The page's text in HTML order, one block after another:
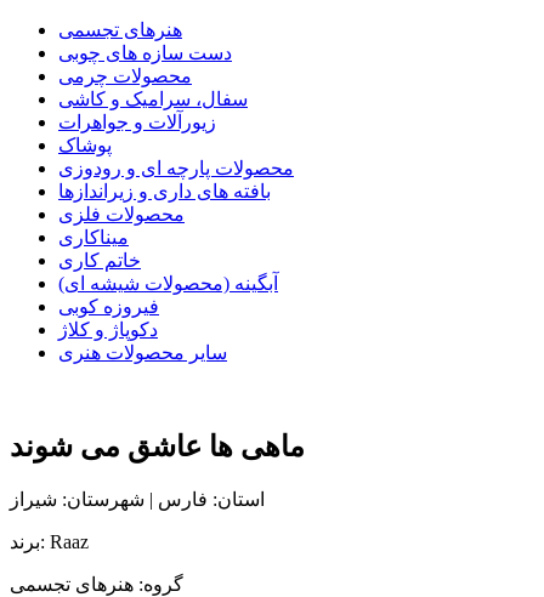
هنرهای تجسمی
دست سازه های چوبی
محصولات چرمی
سفال، سرامیک و کاشی
زیورآلات و جواهرات
پوشاک
محصولات پارچه ای و رودوزی
بافته های داری و زیراندازها
محصولات فلزی
میناکاری
خاتم کاری
آبگینه (محصولات شیشه ای)
فیروزه کوبی
دکوپاژ و کلاژ
سایر محصولات هنری
ماهی ها عاشق می شوند
استان: فارس | شهرستان: شیراز
برند: Raaz
گروه: هنرهای تجسمی